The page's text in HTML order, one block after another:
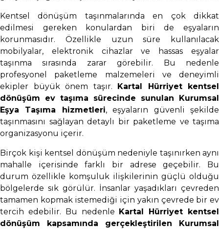
Kentsel dönüşüm taşınmalarında en çok dikkat
edilmesi gereken konulardan biri de eşyaların
korunmasıdır. Özellikle uzun süre kullanılacak
mobilyalar, elektronik cihazlar ve hassas eşyalar
taşınma sırasında zarar görebilir. Bu nedenle
profesyonel paketleme malzemeleri ve deneyimli
ekipler büyük önem taşır.
Kartal Hürriyet kentsel
dönüşüm ev taşıma sürecinde sunulan Kurumsal
Eşya Taşıma hizmetleri, eşyaların güvenli şekilde
taşınmasını sağlayan detaylı bir paketleme ve taşıma
organizasyonu içerir.
Birçok kişi kentsel dönüşüm nedeniyle taşınırken aynı
mahalle içerisinde farklı bir adrese geçebilir. Bu
durum özellikle komşuluk ilişkilerinin güçlü olduğu
bölgelerde sık görülür. İnsanlar yaşadıkları çevreden
tamamen kopmak istemediği için yakın çevrede bir ev
tercih edebilir. Bu nedenle
Kartal Hürriyet kentsel
dönüşüm kapsamında gerçekleştirilen Kurumsal